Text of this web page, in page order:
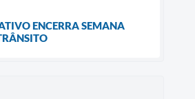
ENCERRA SEMANA